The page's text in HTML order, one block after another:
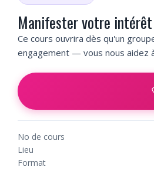
Manifester votre intérêt
Ce cours ouvrira dès qu'un
engagement — vous nous aidez
No de cours
Lieu
Format